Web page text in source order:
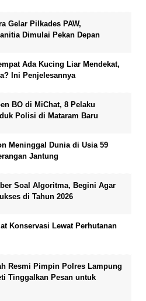
Gelar Pilkades PAW,
Dimulai Pekan Depan
Ada Kucing Liar Mendekat,
Ini Penjelesannya
BO di MiChat, 8 Pelaku
Polisi di Mataram Baru
Meninggal Dunia di Usia 59
Jantung
Soal Algoritma, Begini Agar
di Tahun 2026
Konservasi Lewat Perhutanan
Resmi Pimpin Polres Lampung
Tinggalkan Pesan untuk